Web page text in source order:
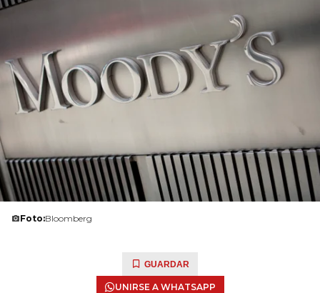
Foto:Bloomberg
GUARDAR
UNIRSE A WHATSAPP